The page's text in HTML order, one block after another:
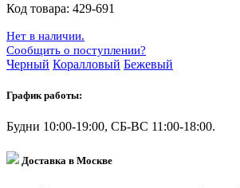
Код товара: 429-691
Нет в наличии.
Сообщить о поступлении?
Черный Коралловый Бежевый
График работы:
Будни 10:00-19:00, СБ-ВС 11:00-18:00.
Доставка в Москве